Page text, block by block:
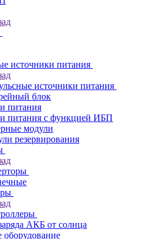
источники питания
источники питания
блок
питания
питания с функцией ИБП
модули
резервирования
АКБ от солнца